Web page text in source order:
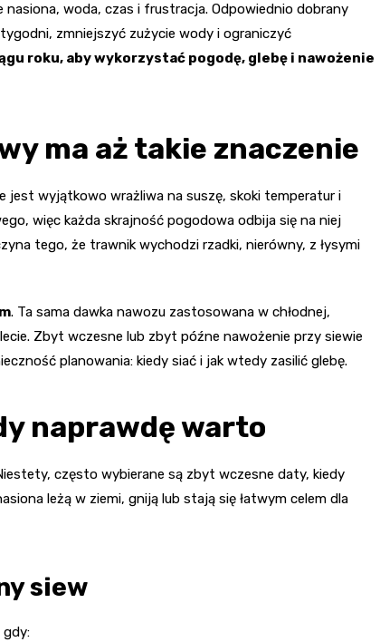
nasiona, woda, czas i frustracja. Odpowiednio dobrany
zmniejszyć zużycie wody i ograniczyć
roku, aby wykorzystać pogodę, glebę i nawożenie
ma aż takie znaczenie
wyjątkowo wrażliwa na suszę, skoki temperatur i
więc każda skrajność pogodowa odbija się na niej
tego, że trawnik wychodzi rzadki, nierówny, z łysymi
. Ta sama dawka nawozu zastosowana w chłodnej,
Zbyt wczesne lub zbyt późne nawożenie przy siewie
planowania: kiedy siać i jak wtedy zasilić glebę.
naprawdę warto
często wybierane są zbyt wczesne daty, kiedy
leżą w ziemi, gniją lub stają się łatwym celem dla
siew
gdy: